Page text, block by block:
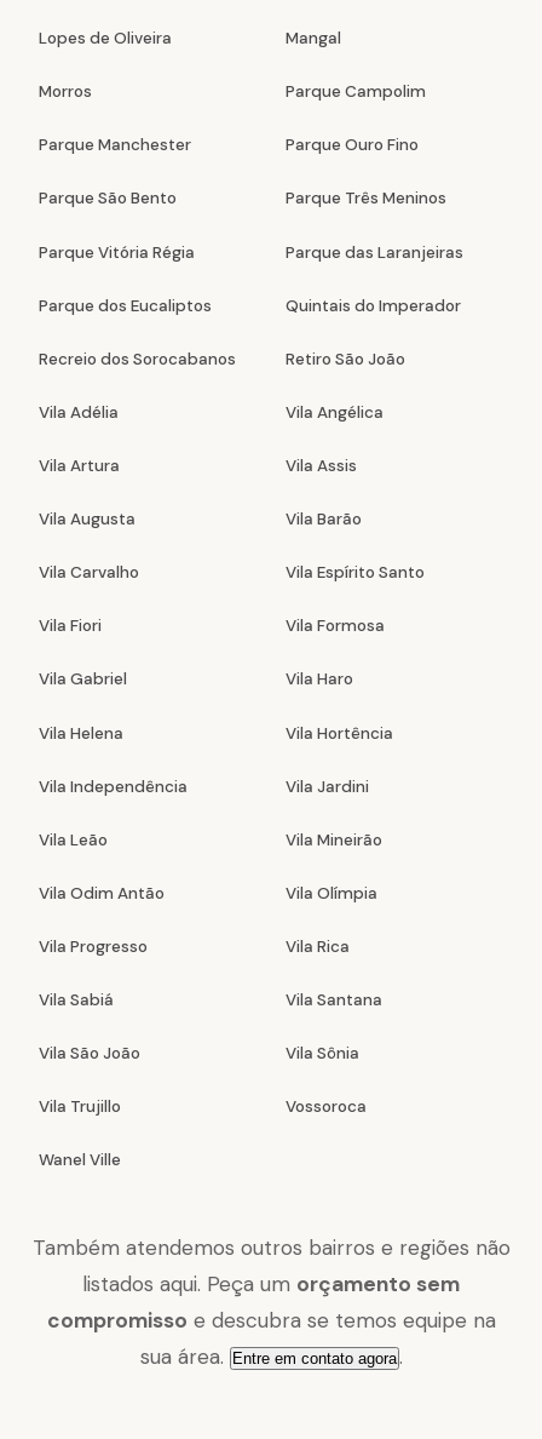
Lopes de Oliveira Mangal
Morros Parque Campolim
Parque Manchester Parque Ouro Fino
Parque São Bento Parque Três Meninos
Parque Vitória Régia Parque das Laranjeiras
Parque dos Eucaliptos Quintais do Imperador
Recreio dos Sorocabanos Retiro São João
Vila Adélia Vila Angélica
Vila Artura Vila Assis
Vila Augusta Vila Barão
Vila Carvalho Vila Espírito Santo
Vila Fiori Vila Formosa
Vila Gabriel Vila Haro
Vila Helena Vila Hortência
Vila Independência Vila Jardini
Vila Leão Vila Mineirão
Vila Odim Antão Vila Olímpia
Vila Progresso Vila Rica
Vila Sabiá Vila Santana
Vila São João Vila Sônia
Vila Trujillo Vossoroca
Wanel Ville
Também atendemos outros bairros e regiões não
listados aqui. Peça um orçamento sem
compromisso e descubra se temos equipe na
sua área. Entre em contato agora.